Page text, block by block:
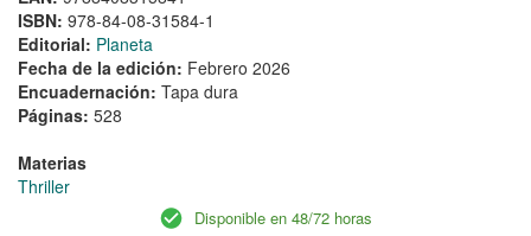
ISBN: 978-84-08-31584-1
Editorial: Planeta
Fecha de la edición: Febrero 2026
Encuadernación: Tapa dura
Páginas: 528
Materias
Thriller
Disponible en 48/72 horas